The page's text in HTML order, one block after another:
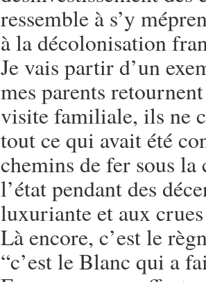
ressemble à s’y
à la décolonisation
Je vais partir d’un
mes parents
visite familiale, ils ne
tout ce qui avait été
chemins de fer sous
l’état pendant des
luxuriante et aux
Là encore, c’est le
“c’est le Blanc qui a